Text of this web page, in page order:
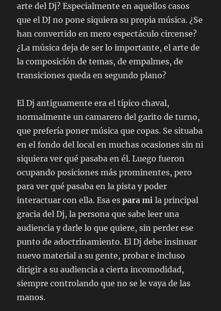
arte del Dj? Especialmente en aquellos casos
que el DJ no pone siquiera su propia música. ¿Se
han convertido en mero espectáculo circense?
¿La música deja de ser lo importante, el arte de
la composición de temas, de empalmes, de
transiciones queda en segundo plano?
El Dj antiguamente era el típico chaval,
normalmente un camarero del garito de turno,
que prefería poner música que copas. Se situaba
en el fondo del local en muchas ocasiones sin ni
siquiera ver qué pasaba en él. Luego fueron
ocupando posiciones más prominentes, pero
para ver qué pasaba en la pista y poder
interactuar con ella. Esa espara mi la principal
gracia del Dj, la persona que sabe leer una
audiencia y darle lo que quiere, sin perder ese
punto de adoctrinamiento. El Dj debe insinuar
nuevo material a su gente, probar e incluso
dirigir a su audiencia a cierta incomodidad,
siempre controlando que no se le vaya de las
manos.